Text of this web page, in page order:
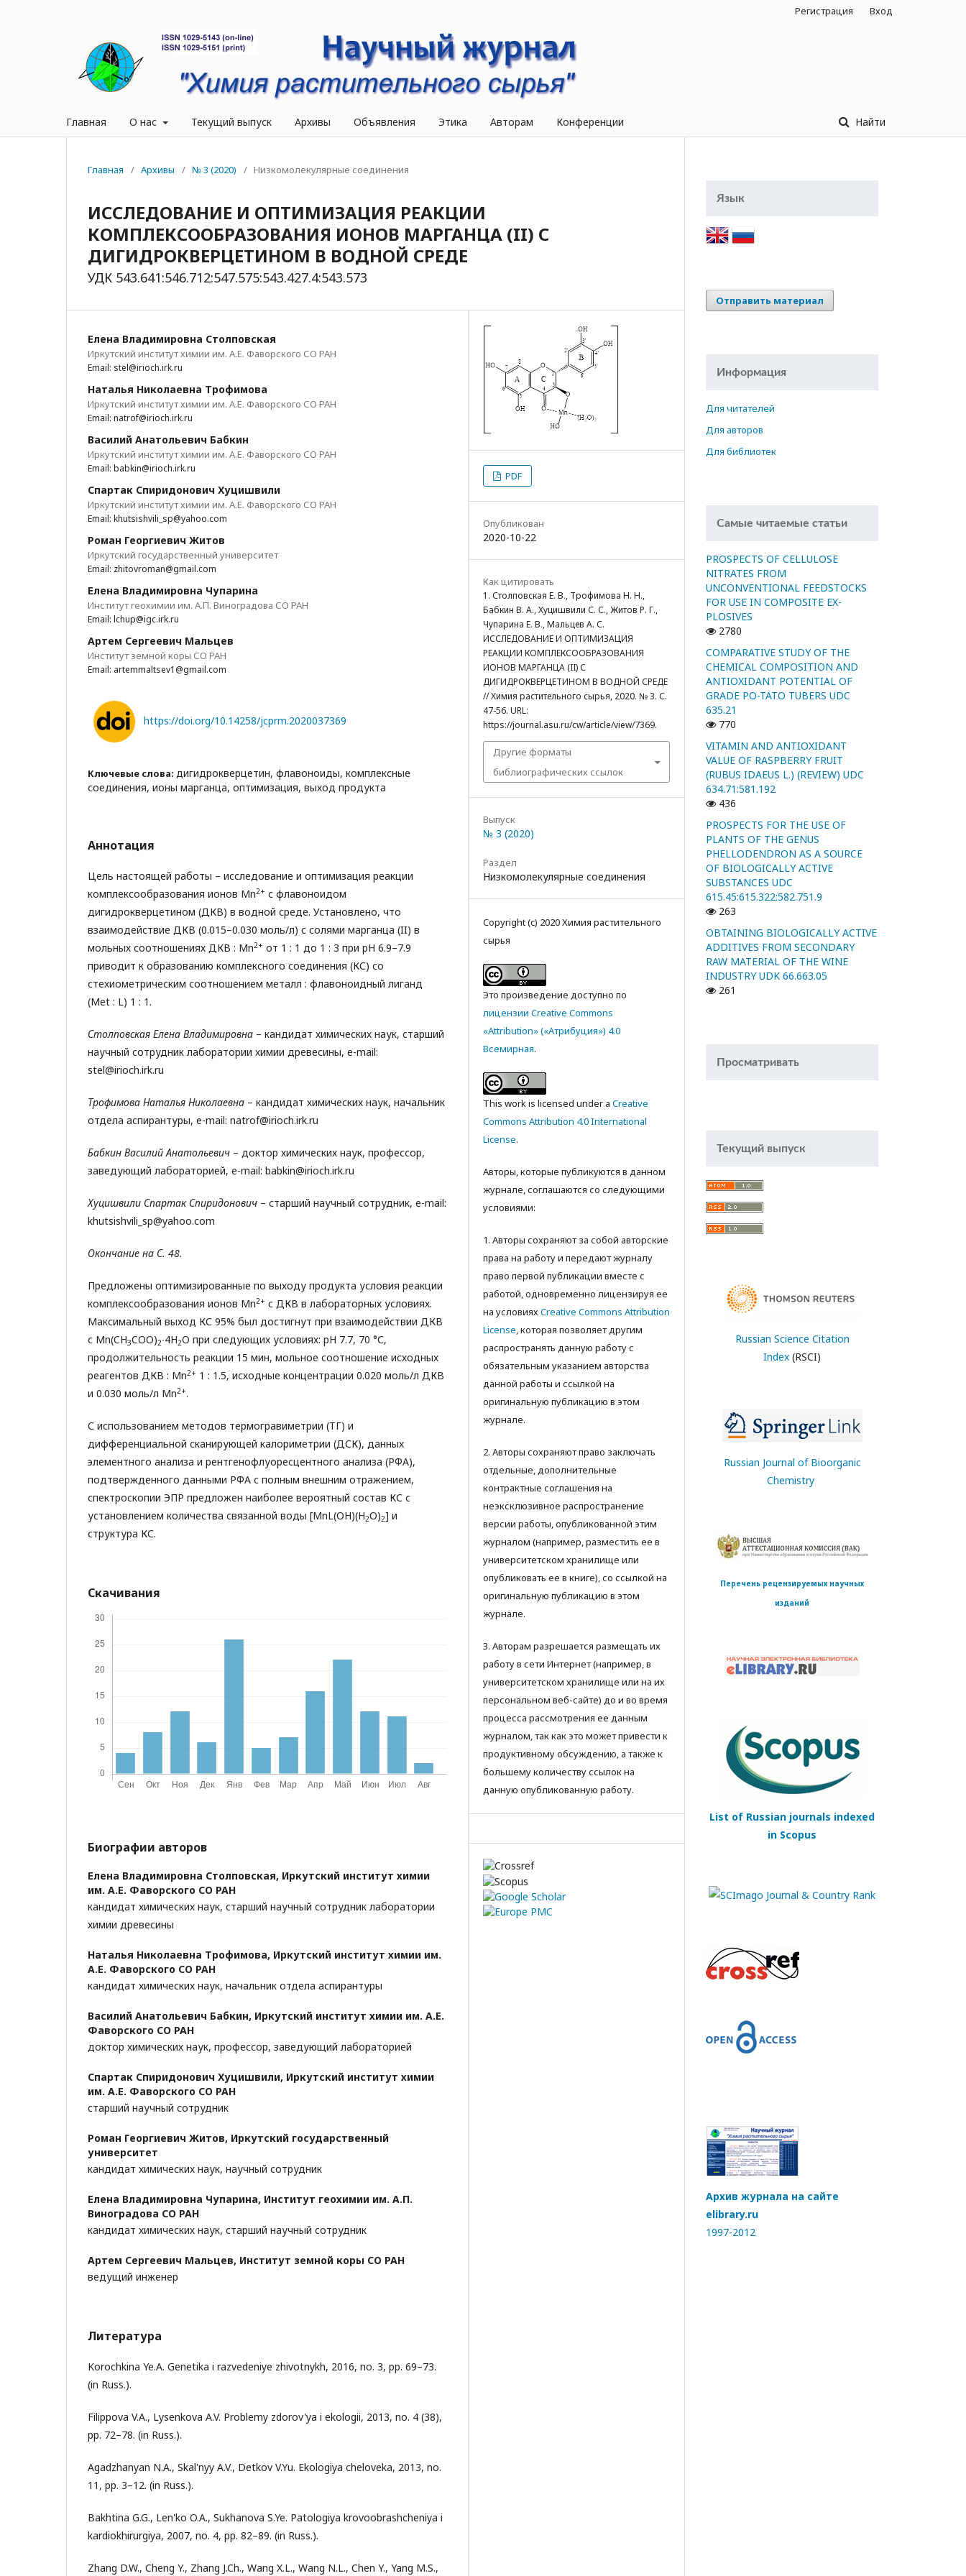
Главная О нас Текущий выпуск Архивы Объявления Этика Авторам Конференции Найти
Регистрация Вход
Главная / Архивы / № 3 (2020) / Низкомолекулярные соединения
ИССЛЕДОВАНИЕ И ОПТИМИЗАЦИЯ РЕАКЦИИ
КОМПЛЕКСООБРАЗОВАНИЯ ИОНОВ МАРГАНЦА (II) С
ДИГИДРОКВЕРЦЕТИНОМ В ВОДНОЙ СРЕДЕ
УДК 543.641:546.712:547.575:543.427.4:543.573
Елена Владимировна Столповская
Иркутский институт химии им. А.Е. Фаворского СО РАН
Email: stel@irioch.irk.ru
Наталья Николаевна Трофимова
Иркутский институт химии им. А.Е. Фаворского СО РАН
Email: natrof@irioch.irk.ru
Василий Анатольевич Бабкин
Иркутский институт химии им. А.Е. Фаворского СО РАН
Email: babkin@irioch.irk.ru
Спартак Спиридонович Хуцишвили
Иркутский институт химии им. А.Е. Фаворского СО РАН
Email: khutsishvili_sp@yahoo.com
Роман Георгиевич Житов
Иркутский государственный университет
Email: zhitovroman@gmail.com
Елена Владимировна Чупарина
Институт геохимии им. А.П. Виноградова СО РАН
Email: lchup@igc.irk.ru
Артем Сергеевич Мальцев
Институт земной коры СО РАН
Email: artemmaltsev1@gmail.com
https://doi.org/10.14258/jcprm.2020037369
Ключевые слова: дигидрокверцетин, флавоноиды, комплексные
соединения, ионы марганца, оптимизация, выход продукта
Аннотация
Цель настоящей работы – исследование и оптимизация реакции
комплексообразования ионов Mn2+ с флавоноидом
дигидрокверцетином (ДКВ) в водной среде. Установлено, что
взаимодействие ДКВ (0.015–0.030 моль/л) с солями марганца (II) в
мольных соотношениях ДКВ : Mn2+ от 1 : 1 до 1 : 3 при рН 6.9–7.9
приводит к образованию комплексного соединения (КС) со
стехиометрическим соотношением металл : флавоноидный лиганд
(Met : L) 1 : 1.
Столповская Елена Владимировна – кандидат химических наук, старший
научный сотрудник лаборатории химии древесины, e-mail:
stel@irioch.irk.ru
Трофимова Наталья Николаевна – кандидат химических наук, начальник
отдела аспирантуры, e-mail: natrof@irioch.irk.ru
Бабкин Василий Анатольевич – доктор химических наук, профессор,
заведующий лабораторией, e-mail: babkin@irioch.irk.ru
Хуцишвили Спартак Спиридонович – старший научный сотрудник, e-mail:
khutsishvili_sp@yahoo.com
Окончание на С. 48.
Предложены оптимизированные по выходу продукта условия реакции
комплексообразования ионов Mn2+ с ДКВ в лабораторных условиях.
Максимальный выход КС 95% был достигнут при взаимодействии ДКВ
с Mn(CH3COO)2∙4H2O при следующих условиях: рН 7.7, 70 °С,
продолжительность реакции 15 мин, мольное соотношение исходных
реагентов ДКВ : Mn2+ 1 : 1.5, исходные концентрации 0.020 моль/л ДКВ
и 0.030 моль/л Mn2+.
С использованием методов термогравиметрии (ТГ) и
дифференциальной сканирующей калориметрии (ДСК), данных
элементного анализа и рентгенофлуоресцентного анализа (РФА),
подтвержденного данными РФА с полным внешним отражением,
спектроскопии ЭПР предложен наиболее вероятный состав КС с
установлением количества связанной воды [MnL(ОН)(H2O)2] и
структура КС.
Скачивания
Биографии авторов
Елена Владимировна Столповская, Иркутский институт химии
им. А.Е. Фаворского СО РАН
кандидат химических наук, старший научный сотрудник лаборатории
химии древесины
Наталья Николаевна Трофимова, Иркутский институт химии им.
А.Е. Фаворского СО РАН
кандидат химических наук, начальник отдела аспирантуры
Василий Анатольевич Бабкин, Иркутский институт химии им. А.Е.
Фаворского СО РАН
доктор химических наук, профессор, заведующий лабораторией
Спартак Спиридонович Хуцишвили, Иркутский институт химии
им. А.Е. Фаворского СО РАН
старший научный сотрудник
Роман Георгиевич Житов, Иркутский государственный
университет
кандидат химических наук, научный сотрудник
Елена Владимировна Чупарина, Институт геохимии им. А.П.
Виноградова СО РАН
кандидат химических наук, старший научный сотрудник
Артем Сергеевич Мальцев, Институт земной коры СО РАН
ведущий инженер
Литература
Korochkina Ye.A. Genetika i razvedeniye zhivotnykh, 2016, no. 3, pp. 69–73.
(in Russ.).
Filippova V.A., Lysenkova A.V. Problemy zdorov'ya i ekologii, 2013, no. 4 (38),
pp. 72–78. (in Russ.).
Agadzhanyan N.A., Skal'nyy A.V., Detkov V.Yu. Ekologiya cheloveka, 2013, no.
11, pp. 3–12. (in Russ.).
Bakhtina G.G., Len'ko O.A., Sukhanova S.Ye. Patologiya krovoobrashcheniya i
kardiokhirurgiya, 2007, no. 4, pp. 82–89. (in Russ.).
Zhang D.W., Cheng Y., Zhang J.Ch., Wang X.L., Wang N.L., Chen Y., Yang M.S.,
PDF
Опубликован
2020-10-22
Как цитировать
1. Столповская Е. В., Трофимова Н. Н.,
Бабкин В. А., Хуцишвили С. С., Житов Р. Г.,
Чупарина Е. В., Мальцев А. С.
ИССЛЕДОВАНИЕ И ОПТИМИЗАЦИЯ
РЕАКЦИИ КОМПЛЕКСООБРАЗОВАНИЯ
ИОНОВ МАРГАНЦА (II) С
ДИГИДРОКВЕРЦЕТИНОМ В ВОДНОЙ СРЕДЕ
// Химия растительного сырья, 2020. № 3. С.
47-56. URL:
https://journal.asu.ru/cw/article/view/7369.
Другие форматы
библиографических ссылок
Выпуск
№ 3 (2020)
Раздел
Низкомолекулярные соединения
Copyright (c) 2020 Химия растительного
сырья
Это произведение доступно по
лицензии Creative Commons
«Attribution» («Атрибуция») 4.0
Всемирная.
This work is licensed under a Creative
Commons Attribution 4.0 International
License.
Авторы, которые публикуются в данном
журнале, соглашаются со следующими
условиями:
1. Авторы сохраняют за собой авторские
права на работу и передают журналу
право первой публикации вместе с
работой, одновременно лицензируя ее
на условияхCreative Commons Attribution
License, которая позволяет другим
распространять данную работу с
обязательным указанием авторства
данной работы и ссылкой на
оригинальную публикацию в этом
журнале.
2. Авторы сохраняют право заключать
отдельные, дополнительные
контрактные соглашения на
неэксклюзивное распространение
версии работы, опубликованной этим
журналом (например, разместить ее в
университетском хранилище или
опубликовать ее в книге), со ссылкой на
оригинальную публикацию в этом
журнале.
3. Авторам разрешается размещать их
работу в сети Интернет (например, в
университетском хранилище или на их
персональном веб-сайте) до и во время
процесса рассмотрения ее данным
журналом, так как это может привести к
продуктивному обсуждению, а также к
большему количеству ссылок на
данную опубликованную работу.
Язык
Отправить материал
Информация
Для читателей
Для авторов
Для библиотек
Самые читаемые статьи
PROSPECTS OF CELLULOSE
NITRATES FROM
UNCONVENTIONAL FEEDSTOCKS
FOR USE IN COMPOSITE EX-
PLOSIVES
2780
COMPARATIVE STUDY OF THE
CHEMICAL COMPOSITION AND
ANTIOXIDANT POTENTIAL OF
GRADE PO-TATO TUBERS UDC
635.21
770
VITAMIN AND ANTIOXIDANT
VALUE OF RASPBERRY FRUIT
(RUBUS IDAEUS L.) (REVIEW) UDC
634.71:581.192
436
PROSPECTS FOR THE USE OF
PLANTS OF THE GENUS
PHELLODENDRON AS A SOURCE
OF BIOLOGICALLY ACTIVE
SUBSTANCES UDC
615.45:615.322:582.751.9
263
OBTAINING BIOLOGICALLY ACTIVE
ADDITIVES FROM SECONDARY
RAW MATERIAL OF THE WINE
INDUSTRY UDK 66.663.05
261
Просматривать
Текущий выпуск
Russian Science Citation
Index (RSCI)
Russian Journal of Bioorganic
Chemistry
Перечень рецензируемых научных
изданий
List of Russian journals indexed
in Scopus
Архив журнала на сайте
elibrary.ru
1997-2012